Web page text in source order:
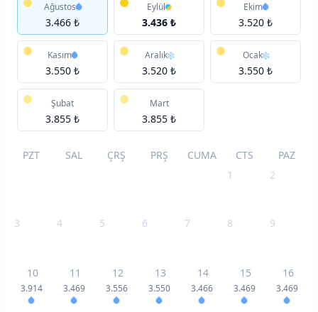
Ağustos
3.466 ₺
Eylül
3.436 ₺
Ekim
3.520 ₺
Kasım
3.550 ₺
Aralık
3.520 ₺
Ocak
3.550 ₺
Şubat
3.855 ₺
Mart
3.855 ₺
PZT SAL ÇRŞ PRŞ CUMA CTS
PAZ
1
2
3 4 5 6 7 8 9
10
3.914
11
3.469
12
3.556
13
3.550
14
3.466
15
3.469
16
3.469